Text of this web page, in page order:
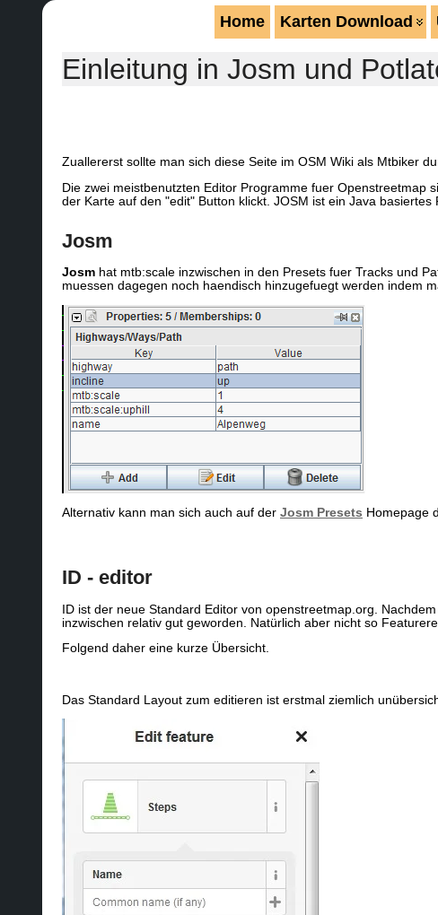
Home Karten Download
Einleitung in Josm und
Zuallererst sollte man sich diese Seite im OSM Wiki als Mtbiker
Die zwei meistbenutzten Editor Programme fuer Openstreetmap
der Karte auf den "edit" Button klickt. JOSM ist ein Java
Josm
Josm hat mtb:scale inzwischen in den Presets fuer Tracks und
muessen dagegen noch haendisch hinzugefuegt werden indem
Alternativ kann man sich auch auf der Josm Presets Homepage
ID - editor
ID ist der neue Standard Editor von openstreetmap.org.
inzwischen relativ gut geworden. Natürlich aber nicht so
Folgend daher eine kurze Übersicht.
Das Standard Layout zum editieren ist erstmal ziemlich